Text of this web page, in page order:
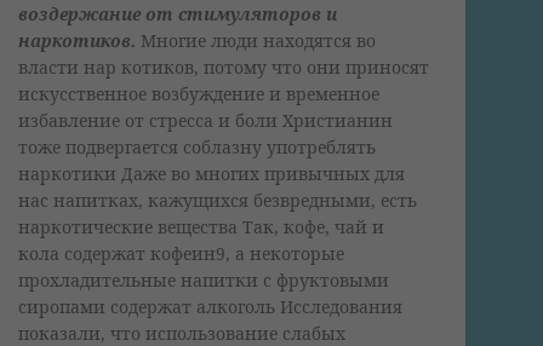
воздержание от стимуляторов и
наркотиков. Многие люди находятся во
власти нар котиков, потому что они приносят
искусственное возбуждение и временное
избавление от стресса и боли Христианин
тоже подвергается соблазну употреблять
наркотики Даже во многих привычных для
нас напитках, кажущихся безвредными, есть
наркотические вещества Так, кофе, чай и
кола содержат кофеин9, а некоторые
прохладительные напитки с фруктовыми
сиропами содержат алкоголь Исследования
показали, что использование слабых